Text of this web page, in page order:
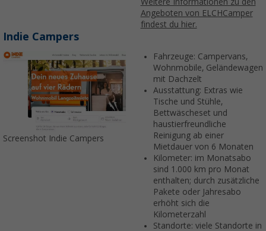
Angeboten von ELCHCamper
findest du hier.
Indie Campers
Screenshot Indie Campers
Fahrzeuge: Campervans,
Wohnmobile, Geländewagen
mit Dachzelt
Ausstattung: Extras wie
Tische und Stühle,
Bettwäscheset und
haustierfreundliche
Reinigung ab einer
Mietdauer von 6 Monaten
Kilometer: im Monatsabo
sind 1.000 km pro Monat
enthalten; durch zusätzliche
Pakete oder Jahresabo
erhöht sich die
Kilometerzahl
Standorte: viele Standorte in